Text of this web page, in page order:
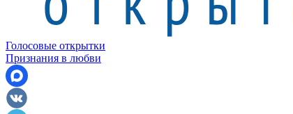
Голосовые открытки
Признания в любви